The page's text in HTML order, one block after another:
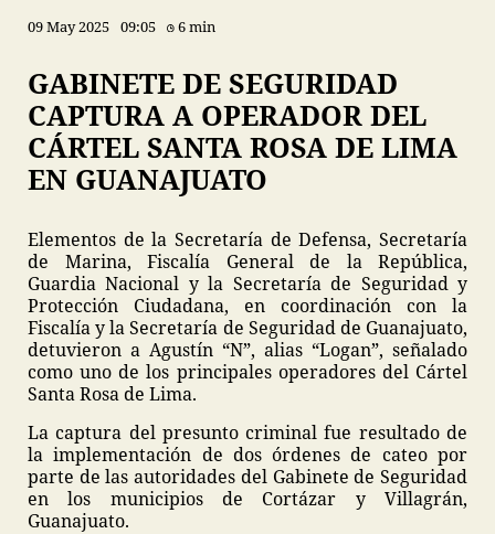
09 May 2025 09:05 6 min
GABINETE DE SEGURIDAD
CAPTURA A OPERADOR DEL
CÁRTEL SANTA ROSA DE LIMA
EN GUANAJUATO
Elementos de la Secretaría de Defensa, Secretaría
de Marina, Fiscalía General de la República,
Guardia Nacional y la Secretaría de Seguridad y
Protección Ciudadana, en coordinación con la
Fiscalía y la Secretaría de Seguridad de Guanajuato,
detuvieron a Agustín “N”, alias “Logan”, señalado
como uno de los principales operadores del Cártel
Santa Rosa de Lima.
La captura del presunto criminal fue resultado de
la implementación de dos órdenes de cateo por
parte de las autoridades del Gabinete de Seguridad
en los municipios de Cortázar y Villagrán,
Guanajuato.